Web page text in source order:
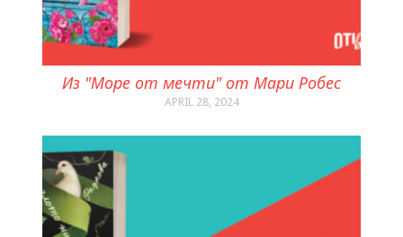
Из "Море от мечти" от Мари Робес
APRIL 28, 2024